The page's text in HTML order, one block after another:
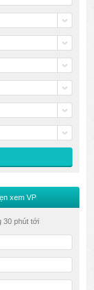
xem VP
30 phút tới